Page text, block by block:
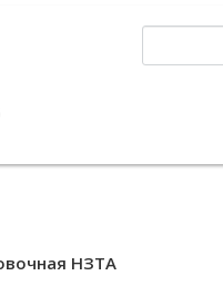
НЗТА